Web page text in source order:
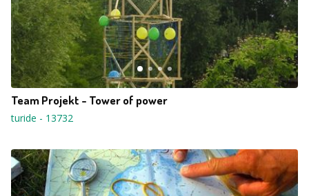
Team Projekt - Tower of power
turide - 13732